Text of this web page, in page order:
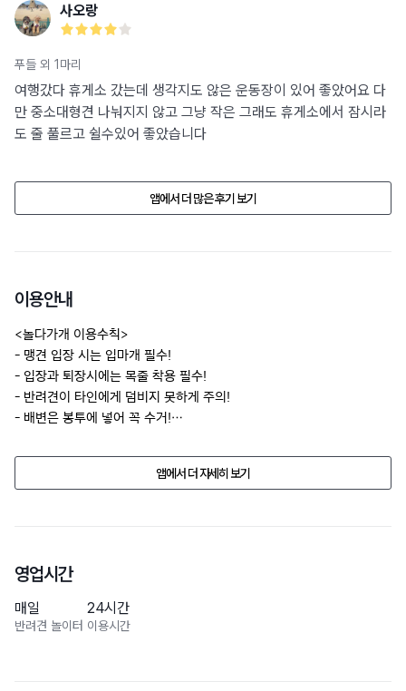
사오랑
푸들 외 1마리
여행갔다 휴게소 갔는데 생각지도 않은 운동장이 있어 좋았어요 다
만 중소대형견 나눠지지 않고 그냥 작은 그래도 휴게소에서 잠시라
도 줄 풀르고 쉴수있어 좋았습니다
앱에서 더 많은 후기 보기
이용안내
<놀다가개 이용수칙>
- 맹견 입장 시는 입마개 필수!
- 입장과 퇴장시에는 목줄 착용 필수!
- 반려견이 타인에게 덤비지 못하게 주의!
- 배변은 봉투에 넣어 꼭 수거!
업소의 사정으로 반려동물 동반 여부, 가격, 시설물의 정보가 예고없이
앱에서 더 자세히 보기
영업시간
매일 24시간
반려견 놀이터 이용시간